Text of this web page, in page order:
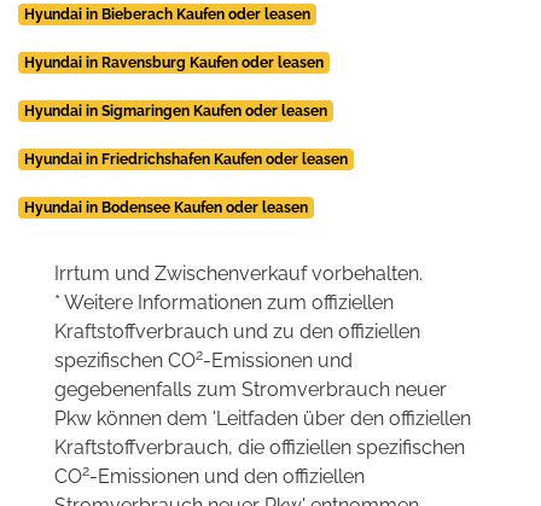
Hyundai in Bieberach Kaufen oder leasen
Hyundai in Ravensburg Kaufen oder leasen
Hyundai in Sigmaringen Kaufen oder leasen
Hyundai in Friedrichshafen Kaufen oder leasen
Hyundai in Bodensee Kaufen oder leasen
Irrtum und Zwischenverkauf vorbehalten.
* Weitere Informationen zum offiziellen
Kraftstoffverbrauch und zu den offiziellen
spezifischen CO2-Emissionen und
gegebenenfalls zum Stromverbrauch neuer
Pkw können dem 'Leitfaden über den offiziellen
Kraftstoffverbrauch, die offiziellen spezifischen
CO2-Emissionen und den offiziellen